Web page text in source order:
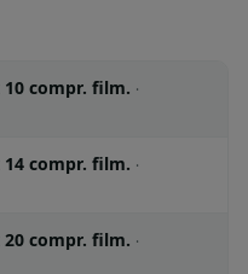
10 compr. film. ·
14 compr. film. ·
20 compr. film. ·